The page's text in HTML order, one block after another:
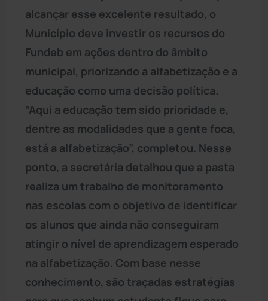
alcançar esse excelente resultado, o
Município deve investir os recursos do
Fundeb em ações dentro do âmbito
municipal, priorizando a alfabetização e a
educação como uma decisão política.
“Aqui a educação tem sido prioridade e,
dentre as modalidades que a gente foca,
está a alfabetização”, completou. Nesse
ponto, a secretária detalhou que a pasta
realiza um trabalho de monitoramento
nas escolas com o objetivo de identificar
os alunos que ainda não conseguiram
atingir o nível de aprendizagem esperado
na alfabetização. Com base nesse
conhecimento, são traçadas estratégias